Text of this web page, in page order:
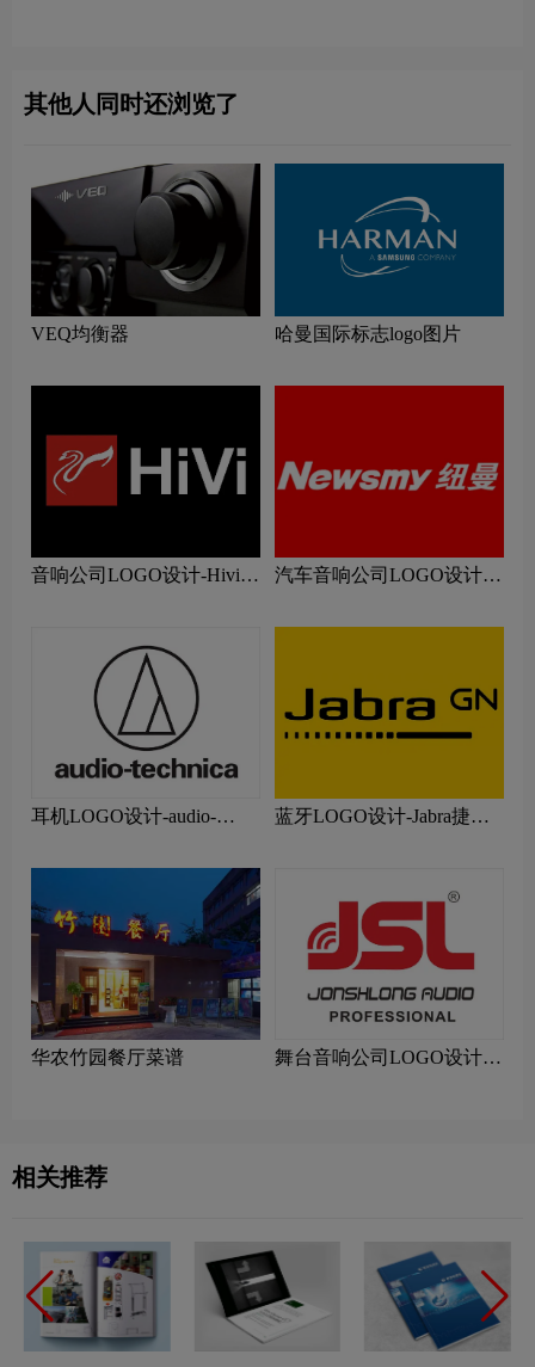
其他人同时还浏览了
VEQ均衡器 哈曼国际标志logo图片
音响公司LOGO设计-Hivi惠
汽车音响公司LOGO设计-
耳机LOGO设计-audio-
蓝牙LOGO设计-Jabra捷波
华农竹园餐厅菜谱
舞台音响公司LOGO设计-
相关推荐